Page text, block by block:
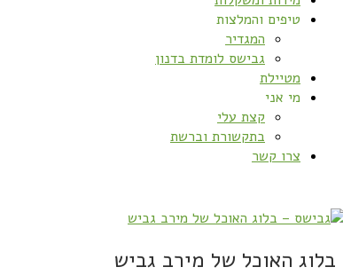
טיפים והמלצות
המגדיר
גבישס לומדת בדנון
מטיילת
מי אני
קצת עלי
בתקשורת וברשת
צרו קשר
בלוג האוכל של מירב גביש